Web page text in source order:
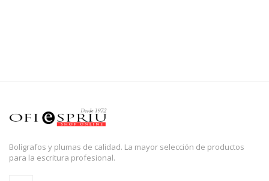
Bolígrafos y plumas de calidad. La mayor selección de productos
para la escritura profesional.